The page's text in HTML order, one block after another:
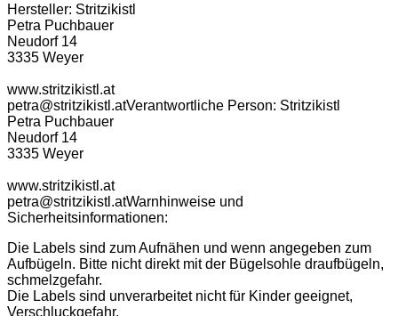
Hersteller: Stritzikistl
Petra Puchbauer
Neudorf 14
3335 Weyer
www.stritzikistl.at
petra@stritzikistl.atVerantwortliche Person: Stritzikistl
Petra Puchbauer
Neudorf 14
3335 Weyer
www.stritzikistl.at
petra@stritzikistl.atWarnhinweise und
Sicherheitsinformationen:
Die Labels sind zum Aufnähen und wenn angegeben zum
Aufbügeln. Bitte nicht direkt mit der Bügelsohle draufbügeln,
schmelzgefahr.
Die Labels sind unverarbeitet nicht für Kinder geeignet,
Verschluckgefahr.